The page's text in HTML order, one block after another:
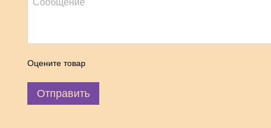
Оцените товар
Отправить